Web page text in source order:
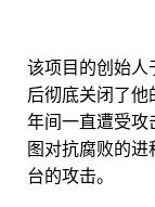
该项目的创始
后彻底关闭了
年间一直遭受
图对抗腐败的
台的攻击。